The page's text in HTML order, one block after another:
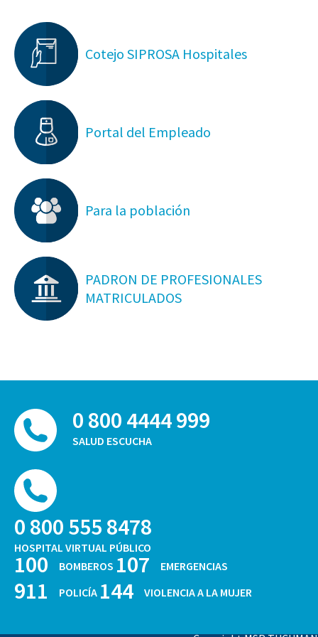
Cotejo SIPROSA Hospitales
Portal del Empleado
Para la población
PADRON DE PROFESIONALES
MATRICULADOS
0 800 4444 999
SALUD ESCUCHA
0 800 555 8478
HOSPITAL VIRTUAL PÚBLICO
100 BOMBEROS 107 EMERGENCIAS
911 POLICÍA 144 VIOLENCIA A LA MUJER